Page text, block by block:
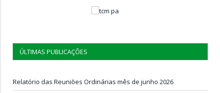
ÚLTIMAS PUBLICAÇÕES
Relatório das Reuniões Ordinárias mês de junho 2026